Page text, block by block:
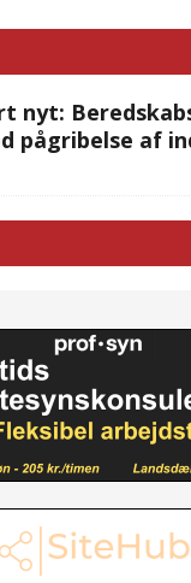
nyt:
pågribelse af